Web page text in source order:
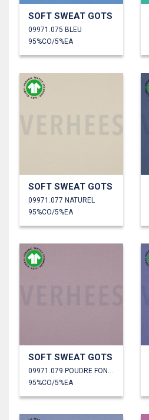
SOFT SWEAT GOTS
09971.075 BLEU
95%CO/5%EA
SOFT SWEAT GOTS
09971.077 NATUREL
95%CO/5%EA
SOFT SWEAT GOTS
95%CO/5%EA